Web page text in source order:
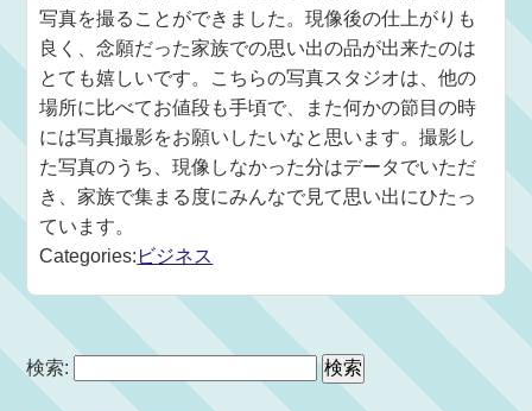
写真を撮ることができました。現像後の仕上がりも
良く、念願だった家族での思い出の品が出来たのは
とても嬉しいです。こちらの写真スタジオは、他の
場所に比べてお値段も手頃で、また何かの節目の時
には写真撮影をお願いしたいなと思います。撮影し
た写真のうち、現像しなかった分はデータでいただ
き、家族で集まる度にみんなで見て思い出にひたっ
ています。
Categories: ビジネス
検索: